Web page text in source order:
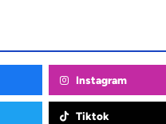
Instagram
Tiktok